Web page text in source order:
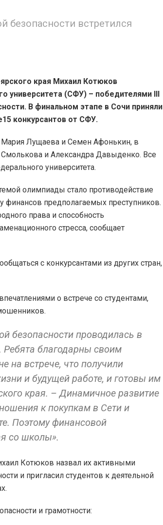
встретился
края Михаил Котюков
университета (СФУ) – победителями III
В финальном этапе в Сочи приняли
конкурсантов от СФУ.
Мария Лущаева и Семен Афонькин, в
и Александра Давыденко. Все
университета.
олимпиады стало противодействие
финансов предполагаемых преступников.
права и способность
стресса, сообщает
с конкурсантами из других стран,
о встрече со студентами,
безопасности проводилась в
Ребята благодарны своим
на встрече, что получили
и будущей работе, и готовы им
края. – Динамичное развитие
к покупкам в Сети и
Поэтому финансовой
со школы».
Котюков назвал их активными
и пригласил студентов к деятельной
и грамотности: